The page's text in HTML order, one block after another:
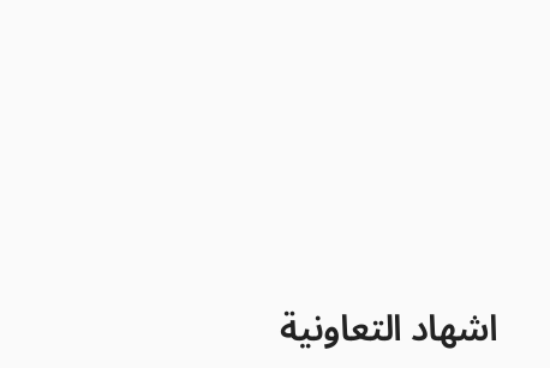
اشهاد التعاونية